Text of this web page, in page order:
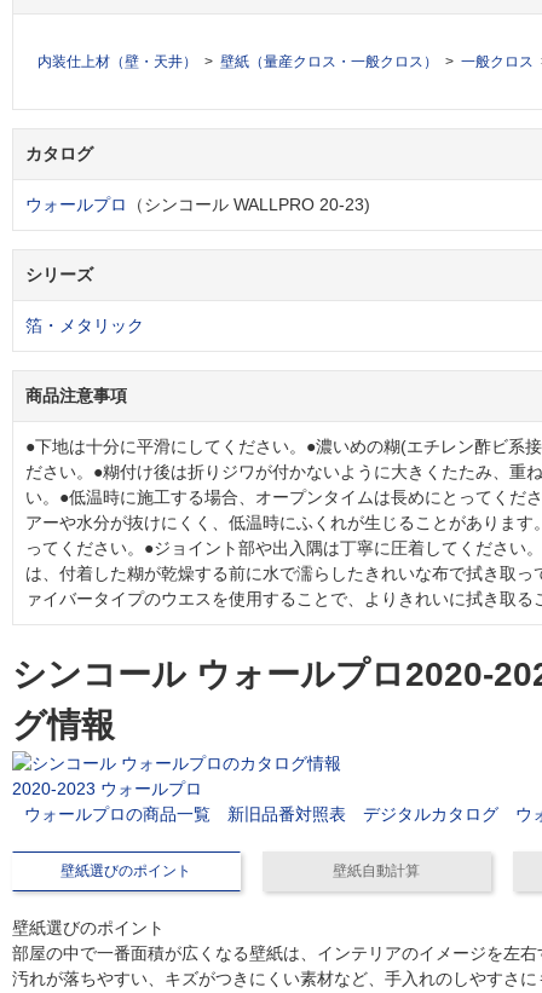
内装仕上材（壁・天井） 壁紙（量産クロス・一般クロス） 一般クロス
カタログ
ウォールプロ （シンコール WALLPRO 20-23)
シリーズ
箔・メタリック
商品注意事項
●下地は十分に平滑にしてください。●濃いめの糊(エチレン酢ビ系
ださい。●糊付け後は折りジワが付かないように大きくたたみ、重
い。●低温時に施工する場合、オープンタイムは長めにとってくだ
アーや水分が抜けにくく、低温時にふくれが生じることがあります
ってください。●ジョイント部や出入隅は丁寧に圧着してください
は、付着した糊が乾燥する前に水で濡らしたきれいな布で拭き取っ
ァイバータイプのウエスを使用することで、よりきれいに拭き取る
シンコール ウォールプロ2020-
グ情報
2020-2023 ウォールプロ
ウォールプロの商品一覧
新旧品番対照表 デジタルカタログ ウ
壁紙選びのポイント 壁紙自動計算
壁紙選びのポイント
部屋の中で一番面積が広くなる壁紙は、インテリアのイメージを左
汚れが落ちやすい、キズがつきにくい素材など、手入れのしやすさ